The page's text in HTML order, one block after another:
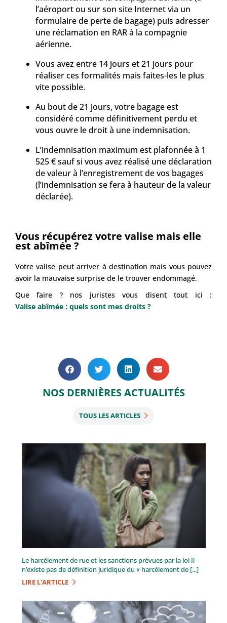
l’aéroport ou sur son site Internet via un
formulaire de perte de bagage) puis adresser
une réclamation en RAR à la compagnie
aérienne.
Vous avez entre 14 jours et 21 jours pour
réaliser ces formalités mais faites-les le plus
vite possible.
Au bout de 21 jours, votre bagage est
considéré comme définitivement perdu et
vous ouvre le droit à une indemnisation.
L’indemnisation maximum est plafonnée à 1
525 € sauf si vous avez réalisé une déclaration
de valeur à l’enregistrement de vos bagages
(l’indemnisation se fera à hauteur de la valeur
déclarée).
Vous récupérez votre valise mais elle
est abîmée ?
Votre valise peut arriver à destination mais vous pouvez
avoir la mauvaise surprise de le trouver endommagé.
Que faire ? nos juristes vous disent tout ici :
Valise abîmée : quels sont mes droits ?
NOS DERNIÈRES ACTUALITÉS
TOUS LES ARTICLES
Le harcèlement de rue et les sanctions prévues par la loi Il
n’existe pas de définition juridique du « harcèlement de [...]
LIRE L'ARTICLE